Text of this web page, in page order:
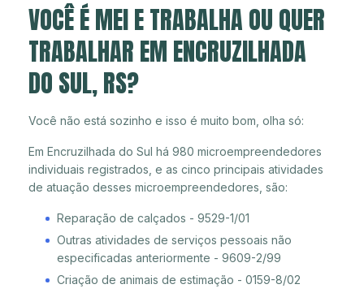
VOCÊ É MEI E TRABALHA OU QUER
TRABALHAR EM ENCRUZILHADA
DO SUL, RS?
Você não está sozinho e isso é muito bom, olha só:
Em Encruzilhada do Sul há 980 microempreendedores
individuais registrados, e as cinco principais atividades
de atuação desses microempreendedores, são:
Reparação de calçados - 9529-1/01
Outras atividades de serviços pessoais não
especificadas anteriormente - 9609-2/99
Criação de animais de estimação - 0159-8/02